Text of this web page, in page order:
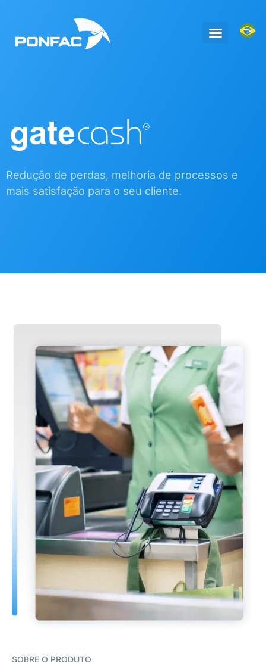
Redução de perdas, melhoria de processos e
mais satisfação para o seu cliente.
SOBRE O PRODUTO